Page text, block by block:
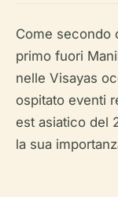
Come secondo
primo fuori
nelle Visayas
ospitato eventi
est asiatico del
la sua